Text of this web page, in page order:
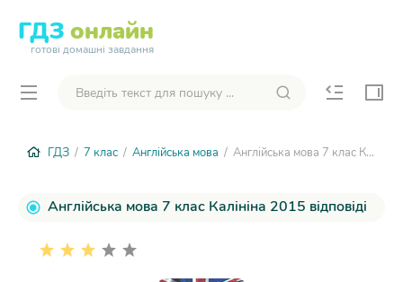
ГДЗ онлайн
готові домашні завдання
ГДЗ / 7 клас / Англійська мова / Англійська мова 7 клас Калініна 2015
Англійська мова 7 клас Калініна 2015 відповіді